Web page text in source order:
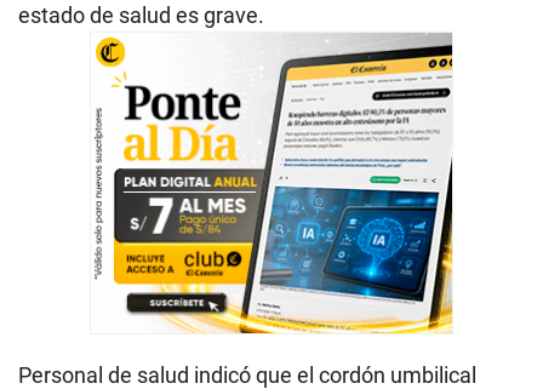
estado de salud es grave.
Personal de salud indicó que el cordón umbilical